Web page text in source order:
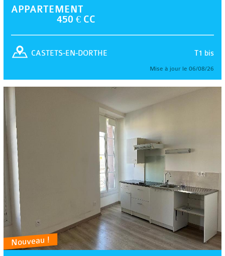
APPARTEMENT
450 € CC
T1 bis
CASTETS-EN-DORTHE
Mise à jour le 06/08/26
Nouveau !